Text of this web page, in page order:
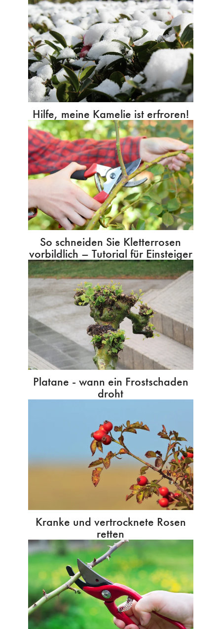
Hilfe, meine Kamelie ist erfroren!
So schneiden Sie Kletterrosen
vorbildlich – Tutorial für Einsteiger
Platane - wann ein Frostschaden
droht
Kranke und vertrocknete Rosen
retten